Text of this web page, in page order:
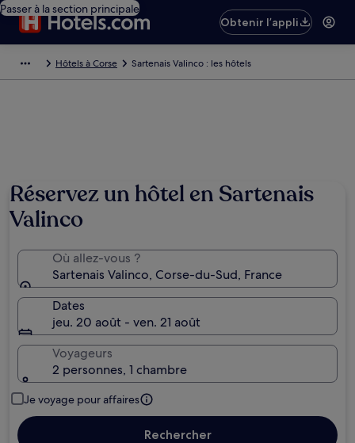
Passer à la section principale
Obtenir l’appli
Hôtels à Corse Sartenais Valinco : les hôtels
Réservez un hôtel en Sartenais
Valinco
Où allez-vous ?
Sartenais Valinco, Corse-du-Sud, France
Dates
jeu. 20 août - ven. 21 août
Voyageurs
2 personnes, 1 chambre
Je voyage pour affaires
Rechercher